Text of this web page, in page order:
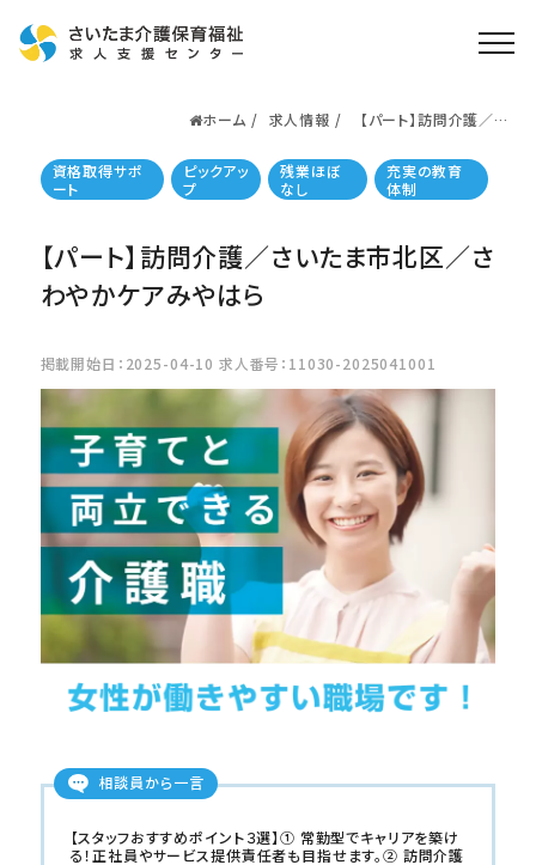
求人検索
就職・転職支援
無料
さいたま介護アカデミー
お役立ち情報
ご利用の流れ
よくある質問
運営会社情報
プライバシーポリシー
ホーム 求人情報
【パート】訪問介護／さ
かケアみやはら
資格取得サポ
ート
ピックアッ
プ
残業ほぼ
なし
充実の教育
体制
【パート】訪問介護／さいたま市北区／さ
わやかケアみやはら
掲載開始日：2025-04-10 求人番号：11030-2025041001
相談員から一言
【スタッフおすすめポイント３選】① 常勤型でキャリアを築け
る！正社員やサービス提供責任者も目指せます。② 訪問介護